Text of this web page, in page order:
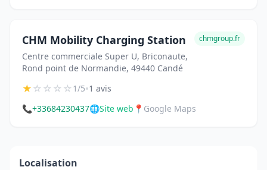
CHM Mobility Charging Station
Centre commerciale Super U, Briconaute,
Rond point de Normandie, 49440 Candé
chmgroup.fr
★☆☆☆☆1/5•1 avis
📞+33684230437🌐Site web 📍 Google Maps
Localisation